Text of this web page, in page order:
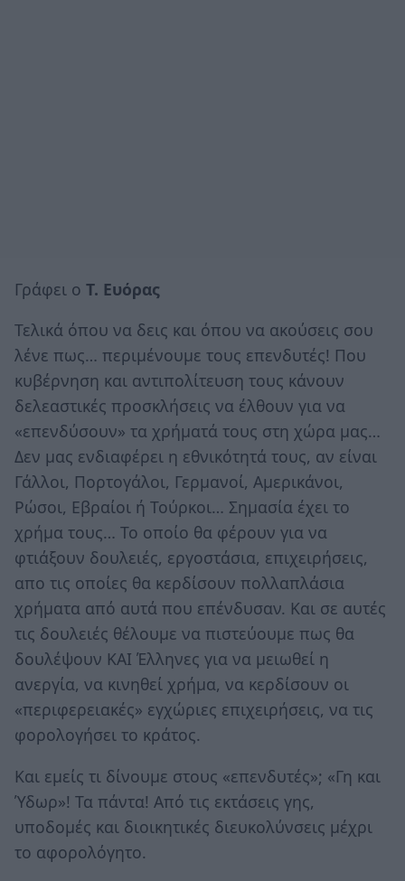
Γράφει ο Τ. Ευόρας
Τελικά όπου να δεις και όπου να ακούσεις σου
λένε πως… περιμένουμε τους επενδυτές! Που
κυβέρνηση και αντιπολίτευση τους κάνουν
δελεαστικές προσκλήσεις να έλθουν για να
«επενδύσουν» τα χρήματά τους στη χώρα μας…
Δεν μας ενδιαφέρει η εθνικότητά τους, αν είναι
Γάλλοι, Πορτογάλοι, Γερμανοί, Αμερικάνοι,
Ρώσοι, Εβραίοι ή Τούρκοι… Σημασία έχει το
χρήμα τους… Το οποίο θα φέρουν για να
φτιάξουν δουλειές, εργοστάσια, επιχειρήσεις,
απο τις οποίες θα κερδίσουν πολλαπλάσια
χρήματα από αυτά που επένδυσαν. Και σε αυτές
τις δουλειές θέλουμε να πιστεύουμε πως θα
δουλέψουν ΚΑΙ Έλληνες για να μειωθεί η
ανεργία, να κινηθεί χρήμα, να κερδίσουν οι
«περιφερειακές» εγχώριες επιχειρήσεις, να τις
φορολογήσει το κράτος.
Και εμείς τι δίνουμε στους «επενδυτές»; «Γη και
Ύδωρ»! Τα πάντα! Από τις εκτάσεις γης,
υποδομές και διοικητικές διευκολύνσεις μέχρι
το αφορολόγητο.